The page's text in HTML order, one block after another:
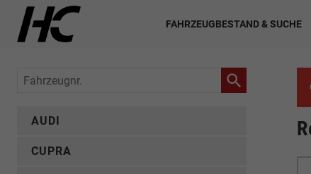
FAHRZEUGBESTAND & SUCHE
Fahrzeugnr.
AUDI
CUPRA